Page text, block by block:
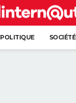
POLITIQUE SOCIÉTÉ